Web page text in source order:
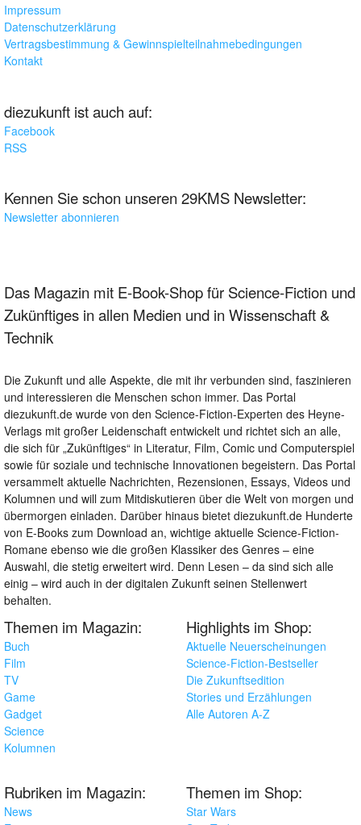
Impressum
Datenschutzerklärung
Vertragsbestimmung & Gewinnspielteilnahmebedingungen
Kontakt
diezukunft ist auch auf:
Facebook
RSS
Kennen Sie schon unseren 29KMS Newsletter:
Newsletter abonnieren
Das Magazin mit E-Book-Shop für Science-Fiction und
Zukünftiges in allen Medien und in Wissenschaft &
Technik
Die Zukunft und alle Aspekte, die mit ihr verbunden sind, faszinieren
und interessieren die Menschen schon immer. Das Portal
diezukunft.de wurde von den Science-Fiction-Experten des Heyne-
Verlags mit großer Leidenschaft entwickelt und richtet sich an alle,
die sich für „Zukünftiges“ in Literatur, Film, Comic und Computerspiel
sowie für soziale und technische Innovationen begeistern. Das Portal
versammelt aktuelle Nachrichten, Rezensionen, Essays, Videos und
Kolumnen und will zum Mitdiskutieren über die Welt von morgen und
übermorgen einladen. Darüber hinaus bietet diezukunft.de Hunderte
von E-Books zum Download an, wichtige aktuelle Science-Fiction-
Romane ebenso wie die großen Klassiker des Genres – eine
Auswahl, die stetig erweitert wird. Denn Lesen – da sind sich alle
einig – wird auch in der digitalen Zukunft seinen Stellenwert
behalten.
Themen im Magazin:
Buch
Film
TV
Game
Gadget
Science
Kolumnen
Highlights im Shop:
Aktuelle Neuerscheinungen
Science-Fiction-Bestseller
Die Zukunftsedition
Stories und Erzählungen
Alle Autoren A-Z
Rubriken im Magazin:
News
Themen im Shop:
Star Wars